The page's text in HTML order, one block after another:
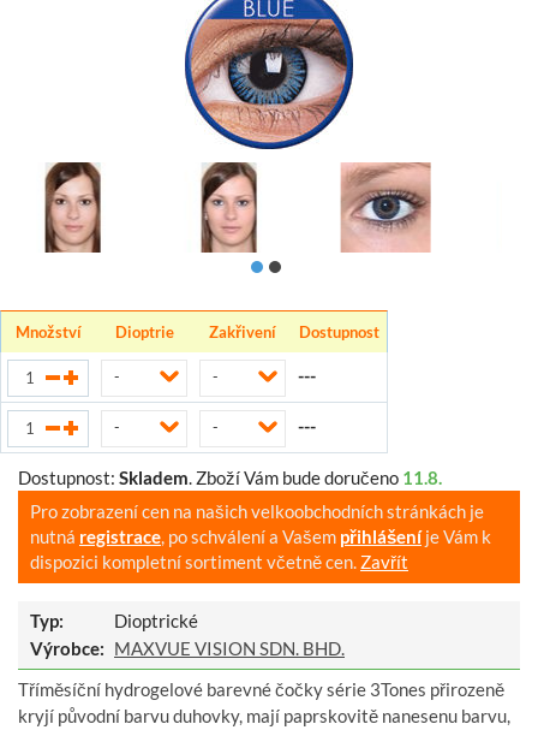
Množství Dioptrie Zakřivení Dostupnost
- - ---
- - ---
Dostupnost: Skladem. Zboží Vám bude doručeno 11.8.
Pro zobrazení cen na našich velkoobchodních stránkách je
nutná registrace, po schválení a Vašem přihlášeníje Vám k
dispozici kompletní sortiment včetně cen. Zavřít
Typ:
Dioptrické
Výrobce: MAXVUE VISION SDN. BHD.
Tříměsíční hydrogelové barevné čočky série 3Tones přirozeně
kryjí původní barvu duhovky, mají paprskovitě nanesenu barvu,